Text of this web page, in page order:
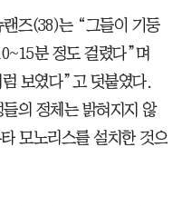
즈(38)는 “그들이 기둥
분 정도 걸렸다”며
보였다”고 덧붙였다.
의 정체는 밝혀지지 않
모노리스를 설치한 것으